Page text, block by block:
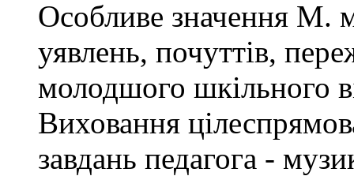
Особливе значення М.
уявлень, почуттів,
молодшого шкільного
Виховання
завдань педагога -